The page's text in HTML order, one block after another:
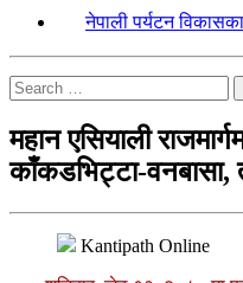
नेपाली पर्यटन विकासका
महान एसियाली
काँकडभिट्टा-वनबासा,
Kantipath Online